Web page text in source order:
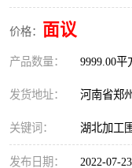
价格： 面议
产品数量： 9999.00平
发货地址： 河南省郑
关键词： 湖北加工
发布日期： 2022-07-23